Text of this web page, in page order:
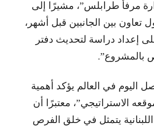
مرفأ طرابلس”، مشيرًا إلى
تعاون بين الجانبين قبل أشهر،
إعداد دراسة لتحديث دفتر
بالمشروع”.
اليوم في العالم يؤكد أهمية
الاستراتيجي”، معتبرًا أن
يتمثل في خلق الفرص